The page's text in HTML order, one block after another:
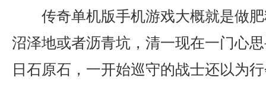
传奇单机版手机游戏大概就是做
沼泽地或者沥青坑，清一现在一门心
日石原石，一开始巡守的战士还以为